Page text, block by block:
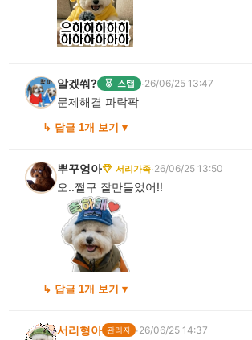
알겠쒀? 스탭 ·26/06/25 13:47
문제해결 파락팍
↳ 답글 1개 보기 ▾
뿌꾸엉아 서리가족·26/06/25 13:50
↳ 답글 1개 보기 ▾
서리형아 관리자 ·26/06/25 14:37